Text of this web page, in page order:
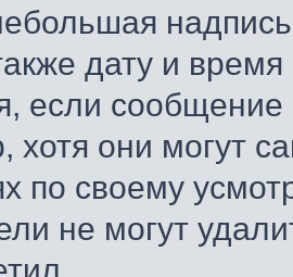
дату и
если
хотя они могут
по своему
не могут